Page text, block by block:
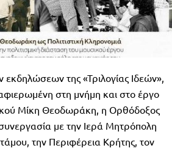
εκδηλώσεων της «Τριλογίας Ιδεών»,
αφιερωμένη στη μνήμη και στο έργο
Μίκη Θεοδωράκη, η Ορθόδοξος
με την Ιερά Μητρόπολη
την Περιφέρεια Κρήτης, τον